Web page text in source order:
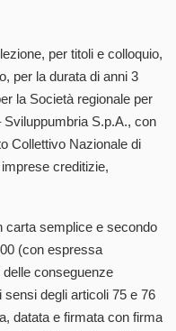
per titoli e colloquio,
per la durata di anni 3
la Società regionale per
Sviluppumbria S.p.A., con
Collettivo Nazionale di
creditizie,
carta semplice e secondo
(con espressa
conseguenze
degli articoli 75 e 76
datata e firmata con firma